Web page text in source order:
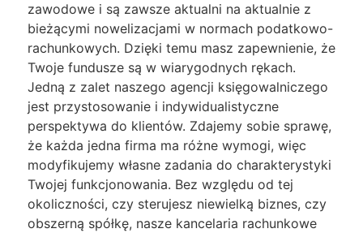
zawodowe i są zawsze aktualni na aktualnie z
bieżącymi nowelizacjami w normach podatkowo-
rachunkowych. Dzięki temu masz zapewnienie, że
Twoje fundusze są w wiarygodnych rękach.
Jedną z zalet naszego agencji księgowalniczego
jest przystosowanie i indywidualistyczne
perspektywa do klientów. Zdajemy sobie sprawę,
że każda jedna firma ma różne wymogi, więc
modyfikujemy własne zadania do charakterystyki
Twojej funkcjonowania. Bez względu od tej
okoliczności, czy sterujesz niewielką biznes, czy
obszerną spółkę, nasze kancelaria rachunkowe